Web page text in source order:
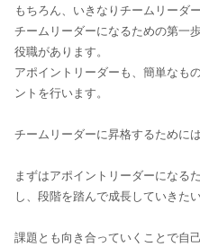
もちろん、いきなりチームリーダ
チームリーダーになるための第一
役職があります。
アポイントリーダーも、簡単なも
ントを行います。
チームリーダーに昇格するために
まずはアポイントリーダーになる
し、段階を踏んで成長していきた
課題とも向き合っていくことで自